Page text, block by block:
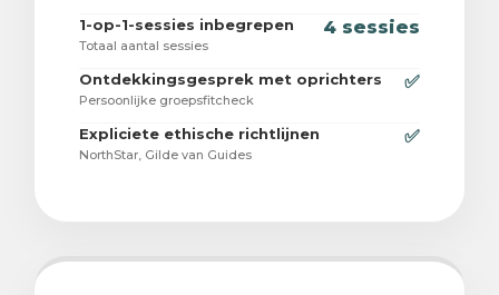
1-op-1-sessies inbegrepen
Totaal aantal sessies
4 sessies
Ontdekkingsgesprek met oprichters
Persoonlijke groepsfitcheck
✅
Expliciete ethische richtlijnen
NorthStar, Gilde van Guides
✅